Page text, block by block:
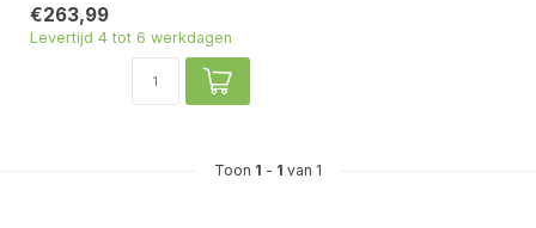
€263,99
Levertijd 4 tot 6 werkdagen
Toon 1 - 1 van 1